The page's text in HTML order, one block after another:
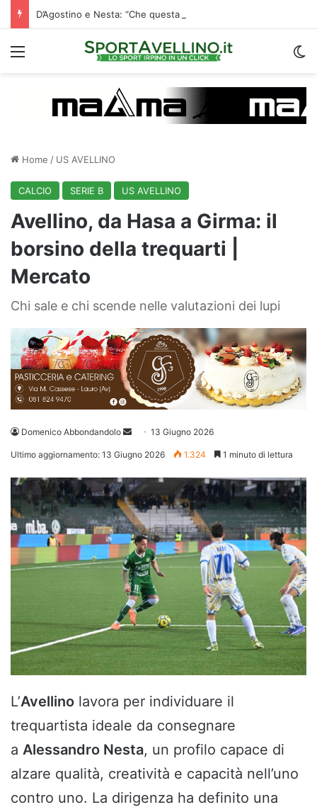
Menu
Home / US AVELLINO
CALCIO SERIE B US AVELLINO
Avellino, da Hasa a Girma: il
borsino della trequarti |
Mercato
Chi sale e chi scende nelle valutazioni dei lupi
Domenico Abbondandolo
Invia 13 Giugno 2026
Ultimo aggiornamento: 13 Giugno 2026 1.324 1 minuto di lettura
L’Avellino lavora per individuare il
trequartista ideale da consegnare
a Alessandro Nesta, un profilo capace di
alzare qualità, creatività e capacità nell’uno
contro uno. La dirigenza ha definito una